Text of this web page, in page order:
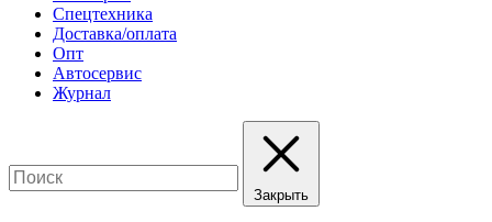
Спецтехника
Доставка/оплата
Опт
Автосервис
Журнал
Закрыть